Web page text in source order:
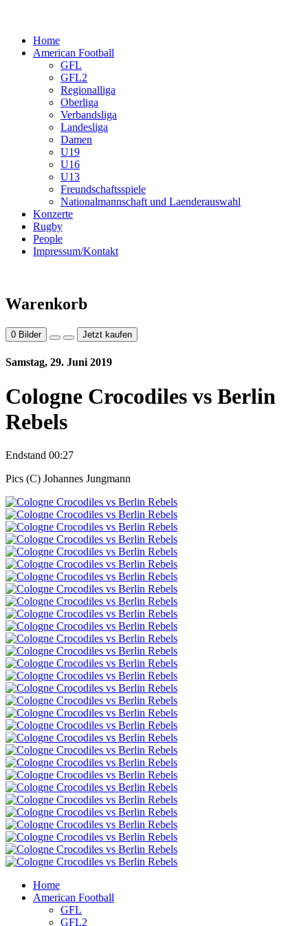
Home
American Football
GFL
GFL2
Regionalliga
Oberliga
Verbandsliga
Landesliga
Damen
U19
U16
U13
Freundschaftsspiele
Nationalmannschaft und Laenderauswahl
Konzerte
Rugby
People
Impressum/Kontakt
Warenkorb
0 Bilder Jetzt kaufen
Samstag, 29. Juni 2019
Cologne Crocodiles vs Berlin
Rebels
Endstand 00:27
Pics (C) Johannes Jungmann
Home
American Football
GFL
GFL2